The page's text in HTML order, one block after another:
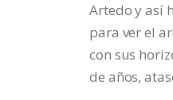
Artedo y así
para ver el
con sus
de años,